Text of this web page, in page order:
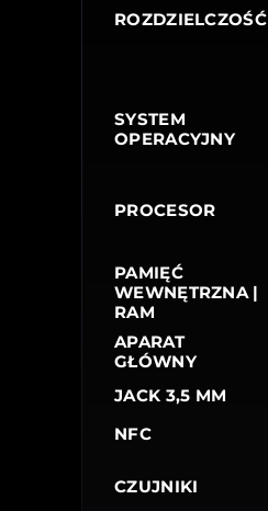
ROZDZIELCZOŚĆ
SYSTEM
OPERACYJNY
PROCESOR
PAMIĘĆ
WEWNĘTRZNA |
RAM
APARAT
GŁÓWNY
JACK 3,5 MM
NFC
CZUJNIKI